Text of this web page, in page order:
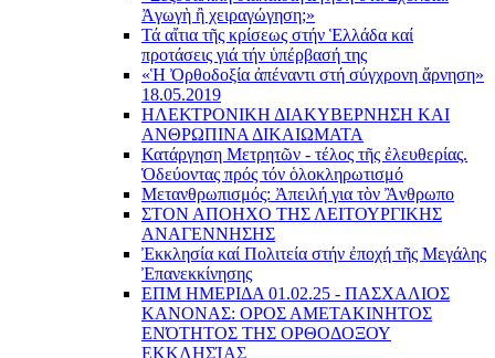
Ἀγωγὴ ἢ χειραγώγηση;»
Τά αἴτια τῆς κρίσεως στήν Ἑλλάδα καί
προτάσεις γιά τήν ὑπέρβασή της
«Ἡ Ὀρθοδοξία ἀπέναντι στή σύγχρονη ἄρνηση»
18.05.2019
ΗΛΕΚΤΡΟΝΙΚΗ ΔΙΑΚΥΒΕΡΝΗΣΗ ΚΑΙ
ΑΝΘΡΩΠΙΝΑ ΔΙΚΑΙΩΜΑΤΑ
Κατάργηση Μετρητῶν - τέλος τῆς ἐλευθερίας.
Ὁδεύοντας πρός τόν ὁλοκληρωτισμό
Μετανθρωπισμός: Ἀπειλή για τὸν Ἂνθρωπο
ΣΤΟΝ ΑΠΟΗΧΟ ΤΗΣ ΛΕΙΤΟΥΡΓΙΚΗΣ
ΑΝΑΓΕΝΝΗΣΗΣ
Ἐκκλησία καί Πολιτεία στήν ἐποχή τῆς Μεγάλης
Ἐπανεκκίνησης
ΕΠΜ ΗΜΕΡΙΔΑ 01.02.25 - ΠΑΣΧΑΛΙΟΣ
ΚΑΝΟΝΑΣ: ΟΡΟΣ ΑΜΕΤΑΚΙΝΗΤΟΣ
ΕΝΌΤΗΤΟΣ ΤΗΣ ΟΡΘΟΔΟΞΟΥ
ΕΚΚΛΗΣΊΑΣ